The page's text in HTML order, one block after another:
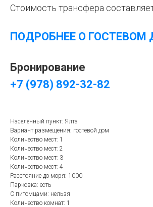
Стоимость трансфера
ПОДРОБНЕЕ О ГОСТЕВОМ
Бронирование
+7 (978) 892-32-82
Населённый пункт: Ялта
Вариант размещения: гостевой дом
Количество мест: 1
Количество мест: 2
Количество мест: 3
Количество мест: 4
Расстояние до моря: 1000
Парковка: есть
С питомцами: нельзя
Количество комнат: 1